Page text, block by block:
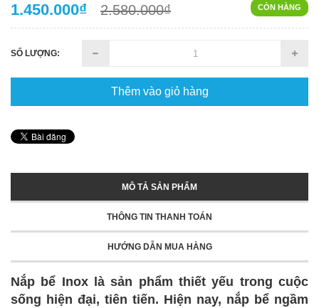
CÒN HÀNG
1.450.000₫ 2.580.000₫
SỐ LƯỢNG:
Thêm vào giỏ hàng
MÔ TẢ SẢN PHẨM
THÔNG TIN THANH TOÁN
HƯỚNG DẪN MUA HÀNG
Nắp bể Inox là sản phẩm thiết yếu trong cuộc
sống hiện đại, tiên tiến. Hiện nay, nắp bể ngầm